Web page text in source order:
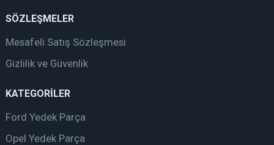
SÖZLEŞMELER
Mesafeli Satış Sözleşmesi
Gizlilik ve Güvenlik
KATEGORİLER
Ford Yedek Parça
Opel Yedek Parça